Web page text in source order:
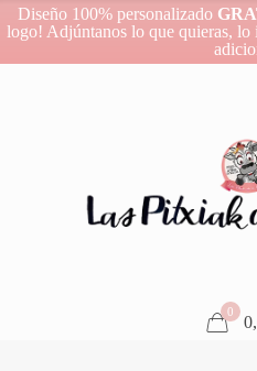
Diseño 100% personalizado
logo! Adjúntanos lo que quieras, lo
0